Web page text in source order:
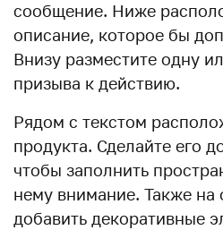
сообщение. Ниже
описание, которое бы
Внизу разместите одну
призыва к действию.
Рядом с текстом
продукта. Сделайте его
чтобы заполнить
нему внимание. Также
добавить декоративные